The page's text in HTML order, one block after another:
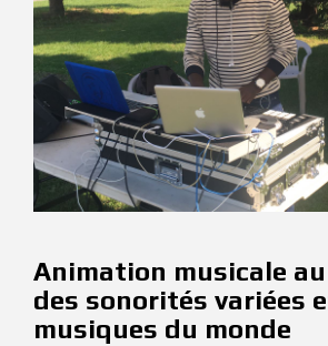
Animation musicale
des sonorités variées
musiques du monde